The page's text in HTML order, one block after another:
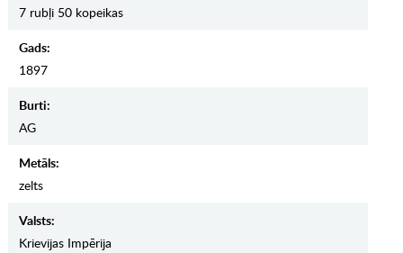
7 rubļi 50 kopeikas
Gads:
1897
Burti:
AG
Metāls:
zelts
Valsts:
Krievijas Impērija